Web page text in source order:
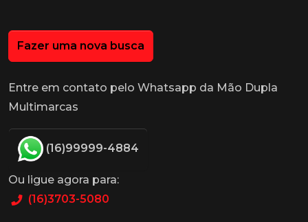
Fazer uma nova busca
Entre em contato pelo Whatsapp da Mão Dupla
Multimarcas
(16)99999-4884
Ou ligue agora para:
(16)3703-5080